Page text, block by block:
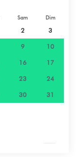
Sam Dim
2 3
9 10
16 17
23 24
30 31